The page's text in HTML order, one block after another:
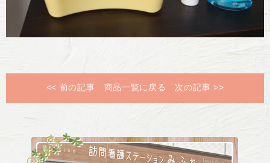
<< 前の記事 商品一覧に戻る 次の記事 >>